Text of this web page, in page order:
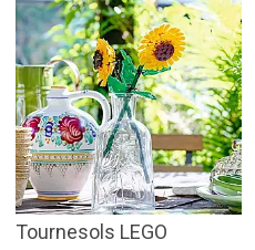
Tournesols LEGO